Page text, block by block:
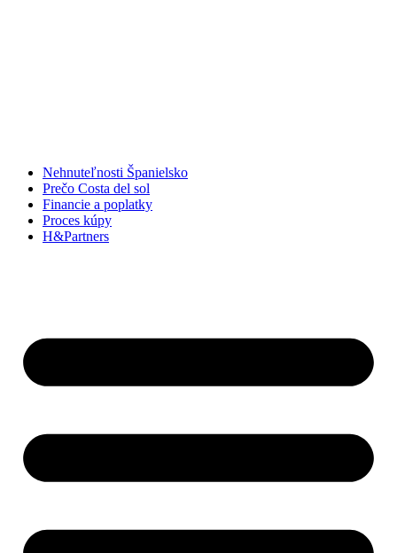
Nehnuteľnosti Španielsko
Prečo Costa del sol
Financie a poplatky
Proces kúpy
H&Partners